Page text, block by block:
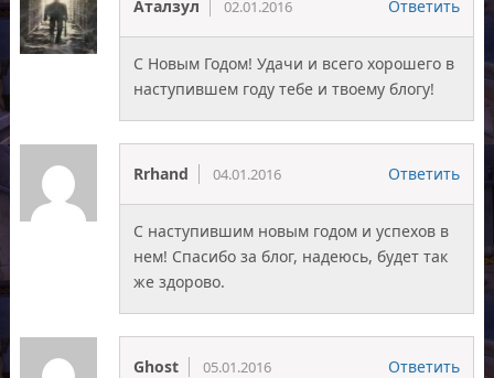
Аталзул 02.01.2016 Ответить
С Новым Годом! Удачи и всего хорошего в
наступившем году тебе и твоему блогу!
Rrhand 04.01.2016 Ответить
С наступившим новым годом и успехов в
нем! Спасибо за блог, надеюсь, будет так
же здорово.
Ghost 05.01.2016 Ответить